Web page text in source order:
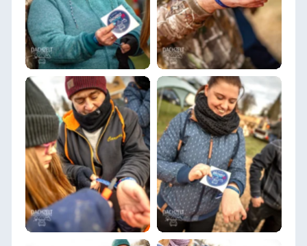
2019/ 2020
2019/ 2020
DACHZELT
SILVESTER CAMP
2019/ 2020
DACHZELT
SILVESTER CAMP
2019/ 2020